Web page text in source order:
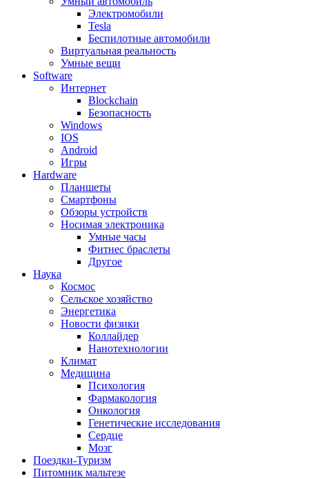
Электромобили
Tesla
Беспилотные автомобили
Виртуальная реальность
Умные вещи
Software
Интернет
Blockchain
Безопасность
Windows
IOS
Android
Игры
Hardware
Планшеты
Смартфоны
Обзоры устройств
Носимая электроника
Умные часы
Фитнес браслеты
Другое
Наука
Космос
Сельское хозяйство
Энергетика
Новости физики
Коллайдер
Нанотехнологии
Климат
Медицина
Психология
Фармакология
Онкология
Генетические исследования
Сердце
Мозг
Поездки-Туризм
Питомник мальтезе